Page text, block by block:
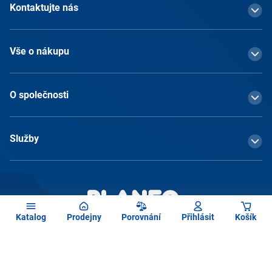
Katalog Prodejny Porovnání Přihlásit Košík
Kontaktujte nás
Vše o nákupu
O společnosti
Služby